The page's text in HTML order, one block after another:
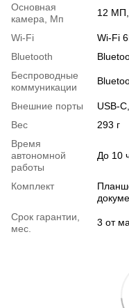
Основная
камера, Мп
12 МП,
Wi-Fi
Wi‑Fi
Bluetooth
Беспроводные
коммуникации
Внешние порты
USB-
Вес
293 г
Время
автономной
работы
До 10
Комплект
Срок гарантии,
мес.
3 от